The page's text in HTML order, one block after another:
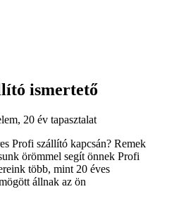
ismertető
20 év tapasztalat
Profi szállító kapcsán? Remek
örömmel segít önnek Profi
több, mint 20 éves
állnak az ön